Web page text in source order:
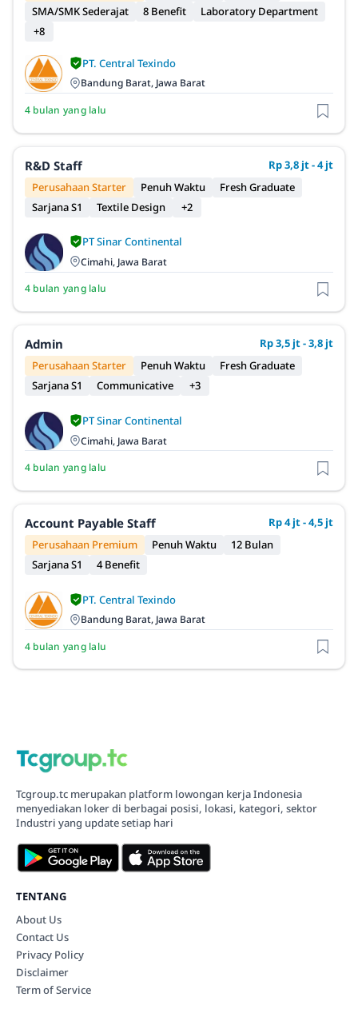
SMA/SMK Sederajat
8 Benefit
Laboratory Department
+8
PT. Central Texindo
Bandung Barat, Jawa Barat
4 bulan yang lalu
R&D Staff
Rp 3,8 jt - 4 jt
Perusahaan Starter
Penuh Waktu
Fresh Graduate
Sarjana S1
Textile Design +2
PT Sinar Continental
Cimahi, Jawa Barat
4 bulan yang lalu
Admin
Rp 3,5 jt - 3,8 jt
Perusahaan Starter
Penuh Waktu
Fresh Graduate
Sarjana S1
Communicative +3
PT Sinar Continental
Cimahi, Jawa Barat
4 bulan yang lalu
Account Payable Staff
Rp 4 jt - 4,5 jt
Perusahaan Premium
Penuh Waktu
12 Bulan
Sarjana S1
4 Benefit
PT. Central Texindo
Bandung Barat, Jawa Barat
4 bulan yang lalu
Tcgroup.tc merupakan platform lowongan kerja Indonesia
menyediakan loker di berbagai posisi, lokasi, kategori, sektor
Industri yang update setiap hari
TENTANG
About Us
Contact Us
Privacy Policy
Disclaimer
Term of Service